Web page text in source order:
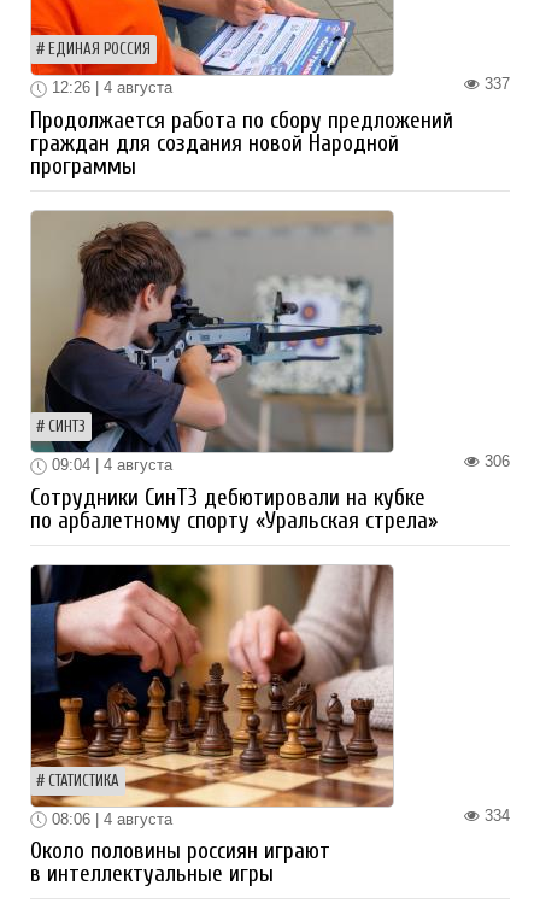
ЕДИНАЯ РОССИЯ
337
12:26 | 4 августа
Продолжается работа по сбору предложений
граждан для создания новой Народной
программы
СИНТЗ
306
09:04 | 4 августа
Сотрудники СинТЗ дебютировали на кубке
по арбалетному спорту «Уральская стрела»
СТАТИСТИКА
334
08:06 | 4 августа
Около половины россиян играют
в интеллектуальные игры